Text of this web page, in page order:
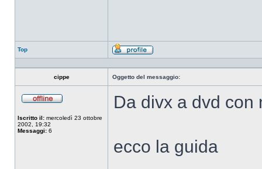
Top
Profilo
cippe Oggetto del messaggio:
Iscritto il: mercoledì 23 ottobre
2002, 19:32
Messaggi: 6
Da divx a dvd con
ecco la guida